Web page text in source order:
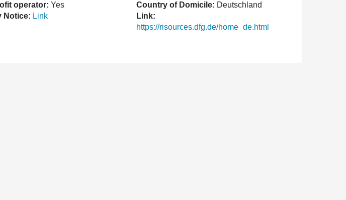
operator: Yes
Notice: Link
Country of Domicile: Deutschland
Link:
https://risources.dfg.de/home_de.html